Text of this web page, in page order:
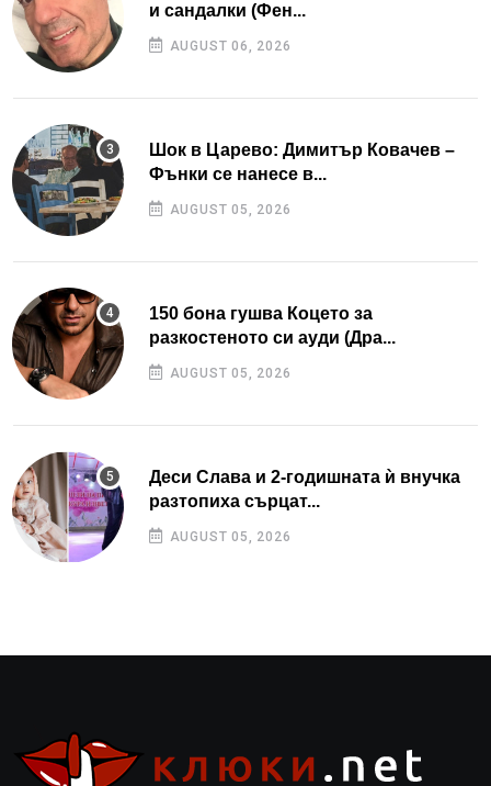
и сандалки (Фен...
AUGUST 06, 2026
Шок в Царево: Димитър Ковачев –
Фънки се нанесе в...
AUGUST 05, 2026
150 бона гушва Коцето за
разкостеното си ауди (Дра...
AUGUST 05, 2026
Деси Слава и 2-годишната ѝ внучка
разтопиха сърцат...
AUGUST 05, 2026